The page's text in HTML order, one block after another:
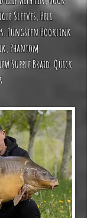
Sleeves,Heli
,Tungsten Hooklink
,Phantom
Supple Braid,Quick